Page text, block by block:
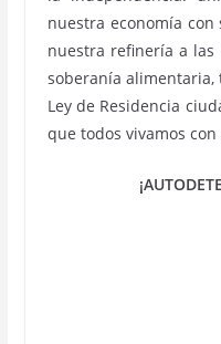
nuestra economía
nuestra refinería a las
soberanía alimentaria,
Ley de Residencia
que todos vivamos